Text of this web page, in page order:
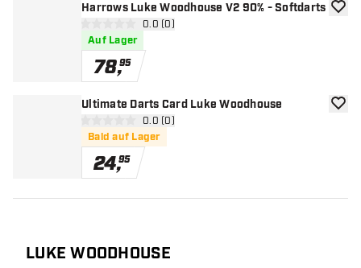
Harrows Luke Woodhouse V2 90% - Softdarts
Bewertungsbereich öffnen
0 Bewertungssterne
0.0 (0)
Auf Lager
78,95
Zur
Ultimate Darts Card Luke Woodhouse
Bewertungsbereich öffnen
0 Bewertungssterne
0.0 (0)
Bald auf Lager
24,95
Zur
LUKE WOODHOUSE